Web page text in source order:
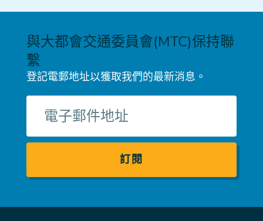
與大都會交通委員會(MTC)保持聯
繫
登記電郵地址以獲取我們的最新消息。
郵
件